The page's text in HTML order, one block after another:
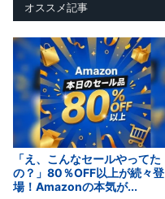
オススメ記事
「え、こんなセールやってた
の？」80％OFF以上が続々登
場！Amazonの本気が...